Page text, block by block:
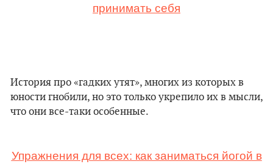
принимать себя
История про «гадких утят», многих из которых в
юности гнобили, но это только укрепило их в мысли,
что они все-таки особенные.
Упражнения для всех: как заниматься йогой в